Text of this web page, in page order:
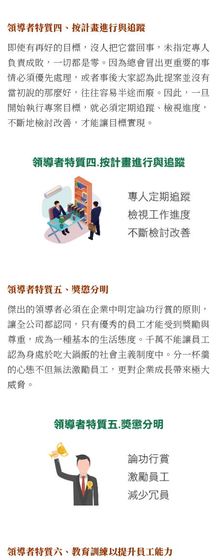
領導者特質四、按計畫進行與追蹤
即使有再好的目標，沒人把它當回事，未指定專人
負責成敗，一切都是零。因為總會冒出更重要的事
情必須優先處理，或者事後大家認為此提案並沒有
當初說的那麼好，往往容易半途而廢。因此，一旦
開始執行專案目標，就必須定期追蹤、檢視進度，
不斷地檢討改善，才能讓目標實現。
領導者特質五、獎懲分明
傑出的領導者必須在企業中明定論功行賞的原則，
讓全公司都認同，只有優秀的員工才能受到獎勵與
尊重，成為一種基本的生活態度。千萬不能讓員工
認為身處於吃大鍋飯的社會主義制度中。分一杯羹
的心態不但無法激勵員工，更對企業成長帶來極大
威脅。
領導者特質六、教育訓練以提升員工能力